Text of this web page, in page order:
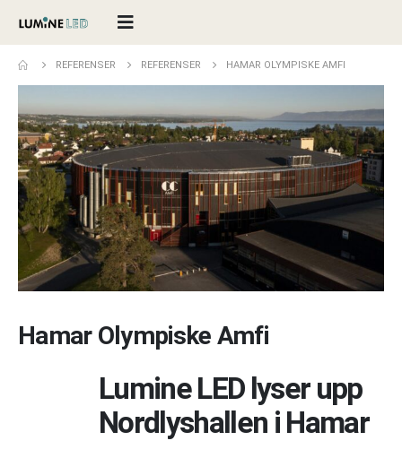
REFERENSER REFERENSER HAMAR OLYMPISKE AMFI
Hamar Olympiske Amfi
Lumine LED lyser upp
Nordlyshallen i Hamar